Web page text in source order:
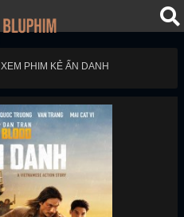
XEM PHIM KẺ ẨN DANH